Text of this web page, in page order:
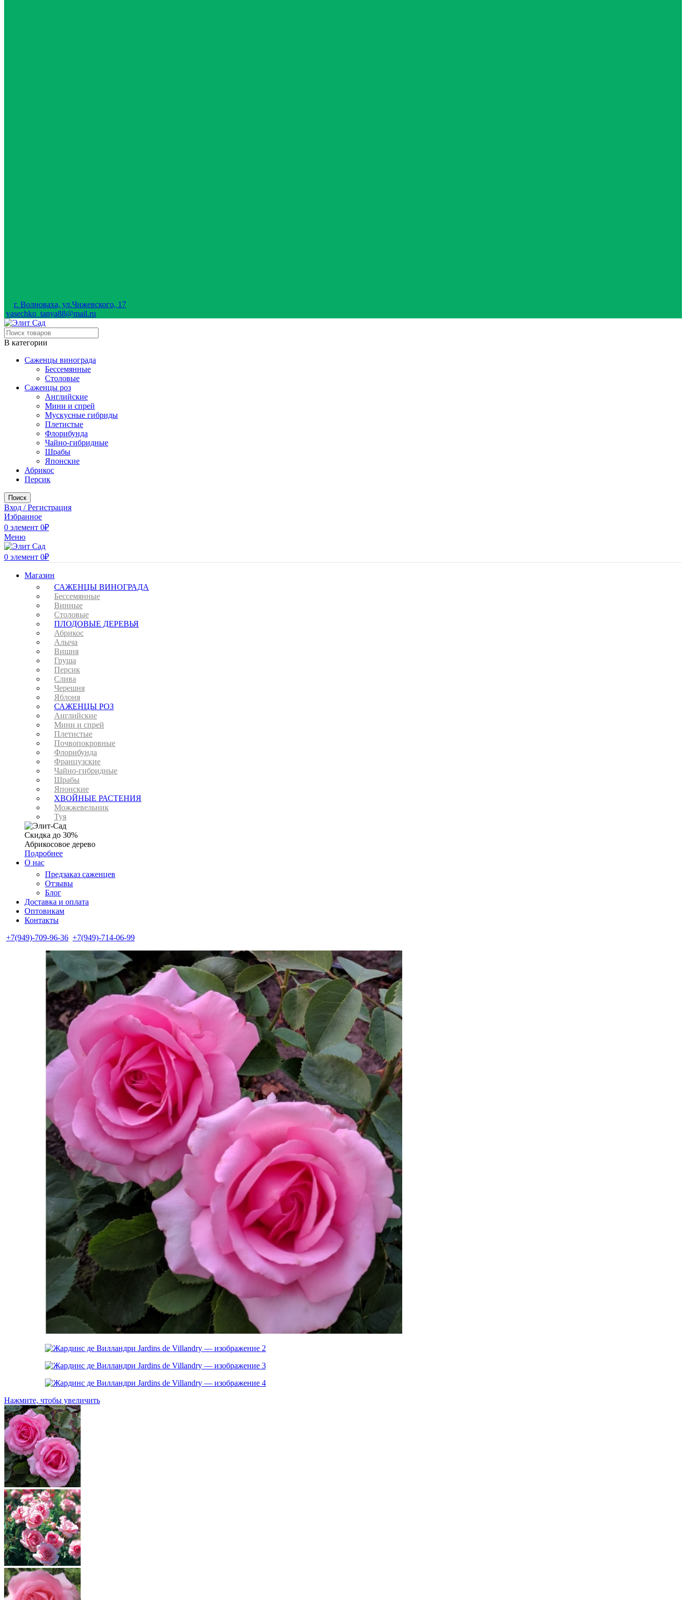
г. Волноваха, ул.Чижевского, 17
vasechko_tanya88@mail.ru
В категории
Саженцы винограда
Бессемянные
Столовые
Саженцы роз
Английские
Мини и спрей
Мускусные гибриды
Плетистые
Флорибунда
Чайно-гибридные
Шрабы
Японские
Абрикос
Персик
Поиск
Вход / Регистрация
Избранное
0 элемент 0₽
Меню
0 элемент 0₽
Магазин
САЖЕНЦЫ ВИНОГРАДА
Бессемянные
Винные
Столовые
ПЛОДОВЫЕ ДЕРЕВЬЯ
Абрикос
Алыча
Вишня
Груша
Персик
Слива
Черешня
Яблоня
САЖЕНЦЫ РОЗ
Английские
Мини и спрей
Плетистые
Почвопокровные
Флорибунда
Французские
Чайно-гибридные
Шрабы
Японские
ХВОЙНЫЕ РАСТЕНИЯ
Можжевельник
Туя
Скидка до 30%
Абрикосовое дерево
Подробнее
О нас
Предзаказ саженцев
Отзывы
Блог
Доставка и оплата
Оптовикам
Контакты
+7(949)-709-96-36 +7(949)-714-06-99
Нажмите, чтобы увеличить